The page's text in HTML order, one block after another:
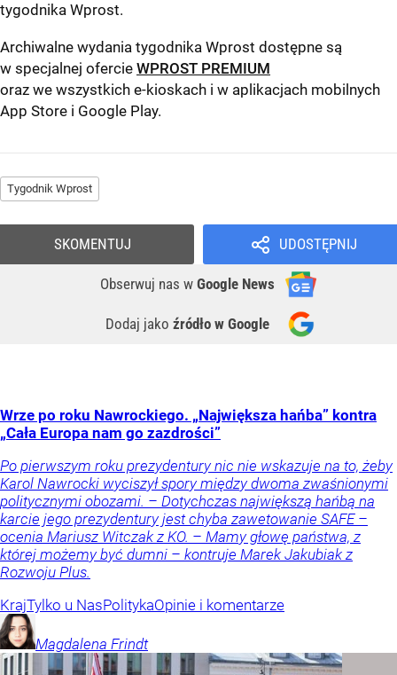
tygodnika Wprost.
Archiwalne wydania tygodnika Wprost dostępne są
w specjalnej ofercie WPROST PREMIUM
oraz we wszystkich e-kioskach i w aplikacjach mobilnych
App Store i Google Play.
Tygodnik Wprost
UDOSTĘPNIJ
Obserwuj nas w Google News
Dodaj jako źródło w Google
SKOMENTUJ
Wrze po roku Nawrockiego. „Największa hańba” kontra
„Cała Europa nam go zazdrości”
Po pierwszym roku prezydentury nic nie wskazuje na to, żeby
Karol Nawrocki wyciszył spory między dwoma zwaśnionymi
politycznymi obozami. – Dotychczas największą hańbą na
karcie jego prezydentury jest chyba zawetowanie SAFE –
ocenia Mariusz Witczak z KO. – Mamy głowę państwa, z
której możemy być dumni – kontruje Marek Jakubiak z
Rozwoju Plus.
KrajTylko u NasPolitykaOpinie i komentarze
Magdalena Frindt